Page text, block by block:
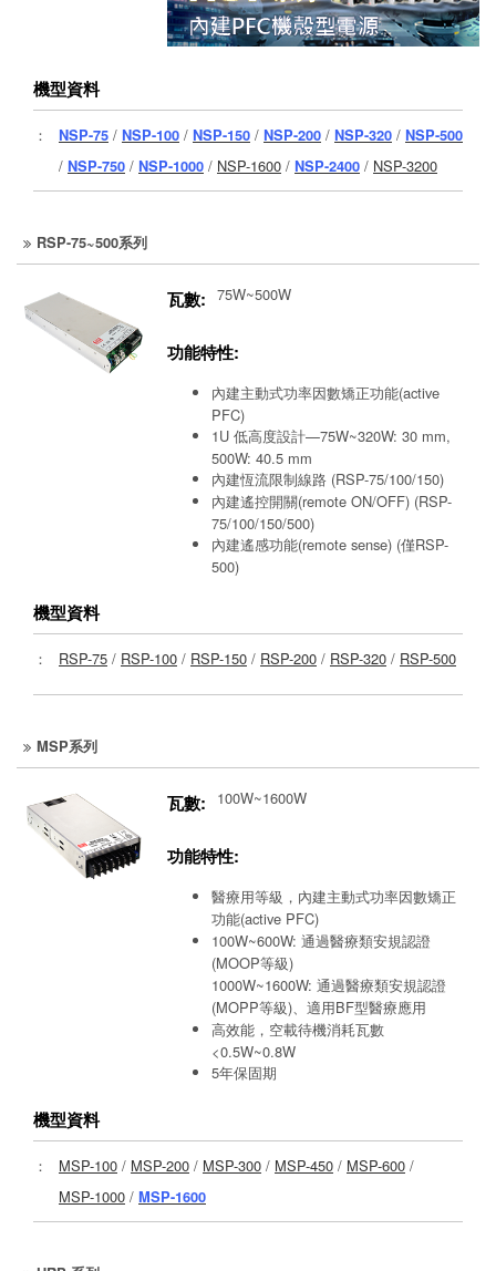
機型資料
： NSP-75 / NSP-100 / NSP-150 / NSP-200 / NSP-320 / NSP-500
/ NSP-750 / NSP-1000 / NSP-1600 / NSP-2400 / NSP-3200
RSP-75~500系列
瓦數: 75W~500W
功能特性:
內建主動式功率因數矯正功能(active
PFC)
1U 低高度設計—75W~320W: 30 mm,
500W: 40.5 mm
內建恆流限制線路 (RSP-75/100/150)
內建遙控開關(remote ON/OFF) (RSP-
75/100/150/500)
內建遙感功能(remote sense) (僅RSP-
500)
機型資料
： RSP-75 / RSP-100 / RSP-150 / RSP-200 / RSP-320 / RSP-500
MSP系列
瓦數: 100W~1600W
功能特性:
醫療用等級，內建主動式功率因數矯正
功能(active PFC)
100W~600W: 通過醫療類安規認證
(MOOP等級)
1000W~1600W: 通過醫療類安規認證
(MOPP等級)、適用BF型醫療應用
高效能，空載待機消耗瓦數
<0.5W~0.8W
5年保固期
機型資料
： MSP-100 / MSP-200 / MSP-300 / MSP-450 / MSP-600 /
MSP-1000 / MSP-1600